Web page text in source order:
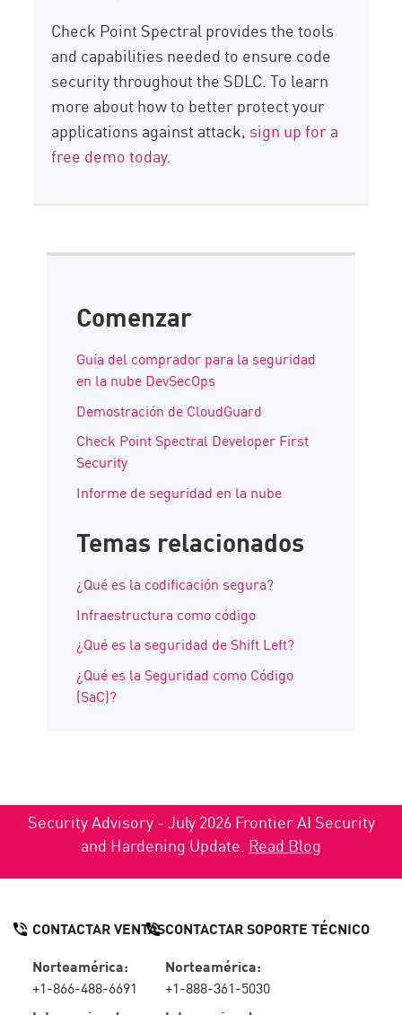
Check Point Spectral provides the tools
and capabilities needed to ensure code
security throughout the SDLC. To learn
more about how to better protect your
applications against attack, sign up for a
free demo today.
Comenzar
Guía del comprador para la seguridad
en la nube DevSecOps
Demostración de CloudGuard
Check Point Spectral Developer First
Security
Informe de seguridad en la nube
Temas relacionados
¿Qué es la codificación segura?
Infraestructura como código
¿Qué es la seguridad de Shift Left?
¿Qué es la Seguridad como Código
(SaC)?
Security Advisory - July 2026 Frontier AI Security
and Hardening Update. Read Blog
CONTACTAR VENTAS
Norteamérica:
+1-866-488-6691
CONTACTAR SOPORTE TÉCNICO
Norteamérica:
+1-888-361-5030